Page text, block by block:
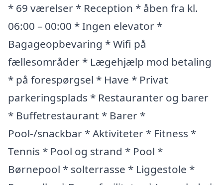
* 69 værelser * Reception * åben fra kl.
06:00 – 00:00 * Ingen elevator *
Bagageopbevaring * Wifi på
fællesområder * Lægehjælp mod betaling
* på forespørgsel * Have * Privat
parkeringsplads * Restauranter og barer
* Buffetrestaurant * Barer *
Pool-/snackbar * Aktiviteter * Fitness *
Tennis * Pool og strand * Pool *
Børnepool * solterrasse * Liggestole *